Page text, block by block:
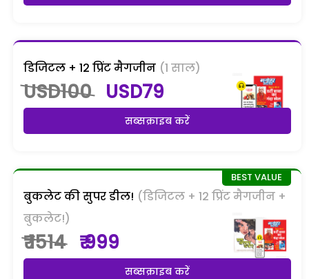
डिजिटल + 12 प्रिंट मैगजीन (1 साल)
USD100 USD79
सब्सक्राइब करें
बुकलेट की सुपर डील! (डिजिटल + 12 प्रिंट मैगजीन +
बुकलेट!)
₹ 1514 ₹ 999
सब्सक्राइब करें